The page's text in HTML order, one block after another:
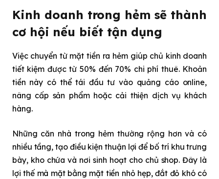
Kinh doanh trong hẻm sẽ thành
cơ hội nếu biết tận dụng
Việc chuyển từ mặt tiền ra hẻm giúp chủ kinh doanh
tiết kiệm được từ 50% đến 70% chi phí thuê. Khoản
tiền này có thể tái đầu tư vào quảng cáo online,
nâng cấp sản phẩm hoặc cải thiện dịch vụ khách
hàng.
Những căn nhà trong hẻm thường rộng hơn và có
nhiều tầng, tạo điều kiện thuận lợi để bố trí khu trưng
bày, kho chứa và nơi sinh hoạt cho chủ shop. Đây là
lợi thế mà mặt bằng mặt tiền nhỏ hẹp, đắt đỏ khó có